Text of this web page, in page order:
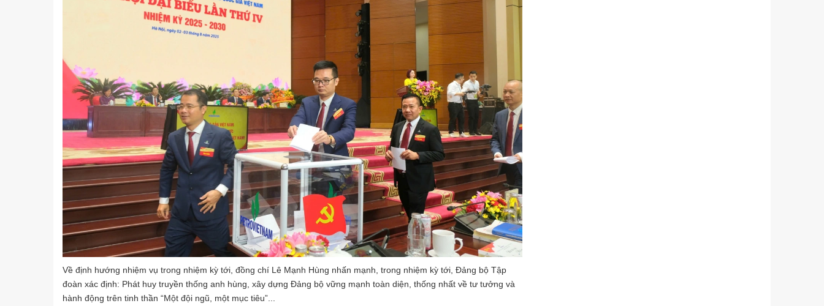
Về định hướng nhiệm vụ trong nhiệm kỳ tới, đồng chí Lê Mạnh Hùng nhấn mạnh, trong nhiệm kỳ tới, Đảng bộ Tập
đoàn xác định: Phát huy truyền thống anh hùng, xây dựng Đảng bộ vững mạnh toàn diện, thống nhất về tư tưởng và
hành động trên tinh thần “Một đội ngũ, một mục tiêu”...